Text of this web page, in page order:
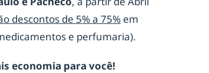
descontos de 5% a 75% em
e perfumaria).
economia para você!